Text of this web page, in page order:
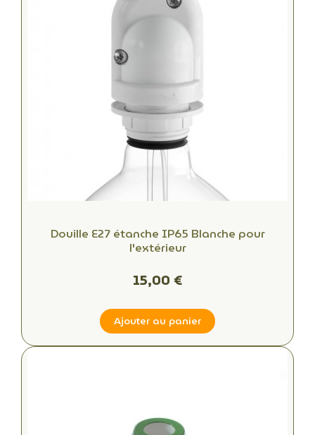
Douille E27 étanche IP65 Blanche pour
l'extérieur
15,00 €
Ajouter au panier